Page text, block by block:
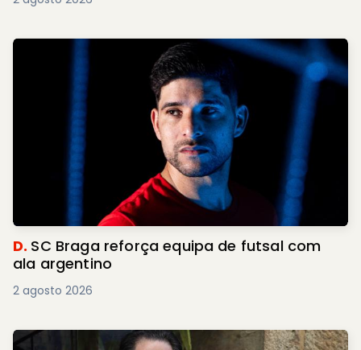
D. SC Braga reforça equipa de futsal com
ala argentino
2 agosto 2026